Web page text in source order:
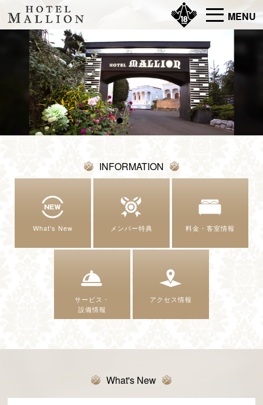
MENU
INFORMATION
What's New メンバー特典 料金・客室情報
サービス・
設備情報
アクセス情報
What's New